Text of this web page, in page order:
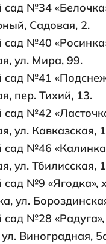
сад №34
Садовая, 2.
сад №40
ул. Мира, 99.
сад №41
пер. Тихий, 13.
сад №42
ул. Кавказская,
сад №46
ул. Тбилисская,
сад №9 «Ягодка»,
ул.
сад №28
Виноградная,